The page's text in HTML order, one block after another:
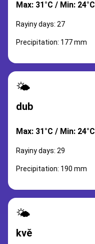
Max: 31°C / Min: 24°C
Rayiny days: 27
Precipitation: 177 mm
🌤️
dub
Max: 31°C / Min: 24°C
Rayiny days: 29
Precipitation: 190 mm
🌤️
kvě